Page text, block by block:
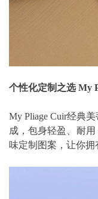
个性化定制之选 My
My Pliage Cuir经典
成，包身轻盈、耐
味定制图案，让你拥